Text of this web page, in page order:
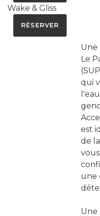
Wake & Gliss
RÉSERVER
Une
Le
qui
est
de
une
Une